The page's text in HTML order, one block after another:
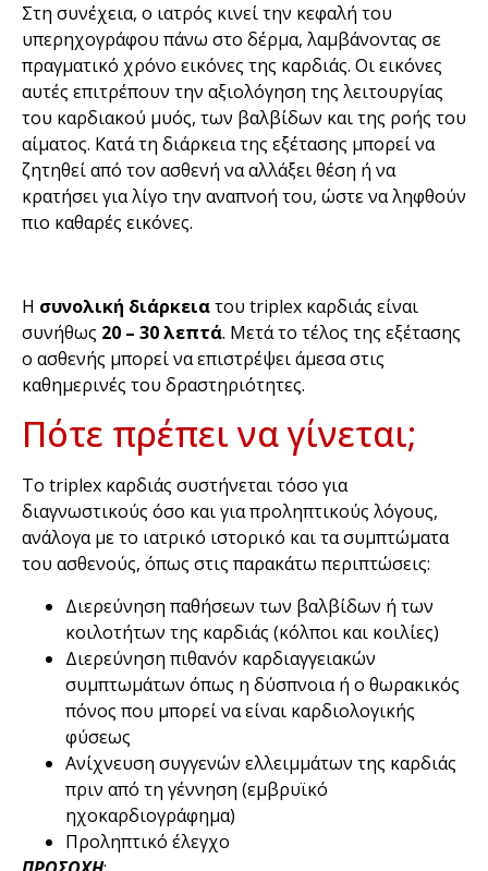
Στη συνέχεια, ο ιατρός κινεί την κεφαλή του
υπερηχογράφου πάνω στο δέρμα, λαμβάνοντας σε
πραγματικό χρόνο εικόνες της καρδιάς. Οι εικόνες
αυτές επιτρέπουν την αξιολόγηση της λειτουργίας
του καρδιακού μυός, των βαλβίδων και της ροής του
αίματος. Κατά τη διάρκεια της εξέτασης μπορεί να
ζητηθεί από τον ασθενή να αλλάξει θέση ή να
κρατήσει για λίγο την αναπνοή του, ώστε να ληφθούν
πιο καθαρές εικόνες.
Η συνολική διάρκειατου triplex καρδιάς είναι
συνήθως 20 – 30 λεπτά. Μετά το τέλος της εξέτασης
ο ασθενής μπορεί να επιστρέψει άμεσα στις
καθημερινές του δραστηριότητες.
Πότε πρέπει να γίνεται;
Το triplex καρδιάς συστήνεται τόσο για
διαγνωστικούς όσο και για προληπτικούς λόγους,
ανάλογα με το ιατρικό ιστορικό και τα συμπτώματα
του ασθενούς, όπως στις παρακάτω περιπτώσεις:
Διερεύνηση παθήσεων των βαλβίδων ή των
κοιλοτήτων της καρδιάς (κόλποι και κοιλίες)
Διερεύνηση πιθανόν καρδιαγγειακών
συμπτωμάτων όπως η δύσπνοια ή ο θωρακικός
πόνος που μπορεί να είναι καρδιολογικής
φύσεως
Ανίχνευση συγγενών ελλειμμάτων της καρδιάς
πριν από τη γέννηση (εμβρυϊκό
ηχοκαρδιογράφημα)
Προληπτικό έλεγχο